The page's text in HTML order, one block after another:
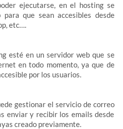
ejecutarse, en el hosting se
que sean accesibles desde
etc….
esté en un servidor web que se
en todo momento, ya que de
por los usuarios.
gestionar el servicio de correo
enviar y recibir los emails desde
creado previamente.